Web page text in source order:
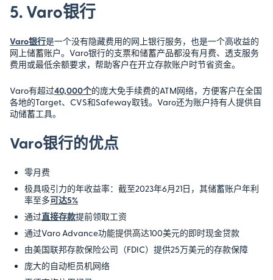
5. Varo银行
Varo银行是一个没有隐藏费用的网上银行服务，也是一个高收益的
网上储蓄账户。Varo银行的支票和储蓄产品都没有月费、透支服务
费用或最低余额要求，帮助客户在开立存款账户时节省资金。
Varo有超过40,000个的庞大免手续费的ATM网络，方便客户在全国
各地的Target、CVS和Safeway取钱。Varo还为账户持有人提供自
动储蓄工具。
Varo银行的优点
零月费
极具吸引力的年收益率：截至2023年6月21日，其储蓄账户年利
率至多可达5%
通过直接存款提前领取工资
通过Varo Advance功能提供高达100美元的即时现金贷款
由美国联邦存款保险公司（FDIC）提供25万美元的存款保障
庞大的自动柜员机网络